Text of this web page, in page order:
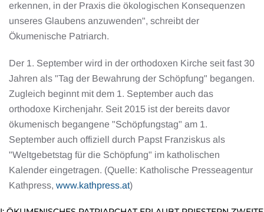
erkennen, in der Praxis die ökologischen Konsequenzen
unseres Glaubens anzuwenden", schreibt der
Ökumenische Patriarch.
Der 1. September wird in der orthodoxen Kirche seit fast 30
Jahren als "Tag der Bewahrung der Schöpfung" begangen.
Zugleich beginnt mit dem 1. September auch das
orthodoxe Kirchenjahr. Seit 2015 ist der bereits davor
ökumenisch begangene "Schöpfungstag" am 1.
September auch offiziell durch Papst Franziskus als
"Weltgebetstag für die Schöpfung" im katholischen
Kalender eingetragen. (Quelle: Katholische Presseagentur
Kathpress, www.kathpress.at)